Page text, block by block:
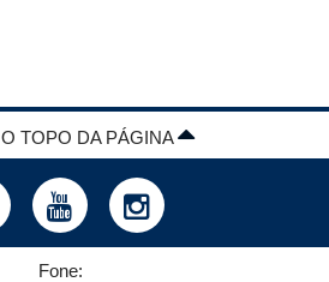
TOPO DA PÁGINA
Fone: